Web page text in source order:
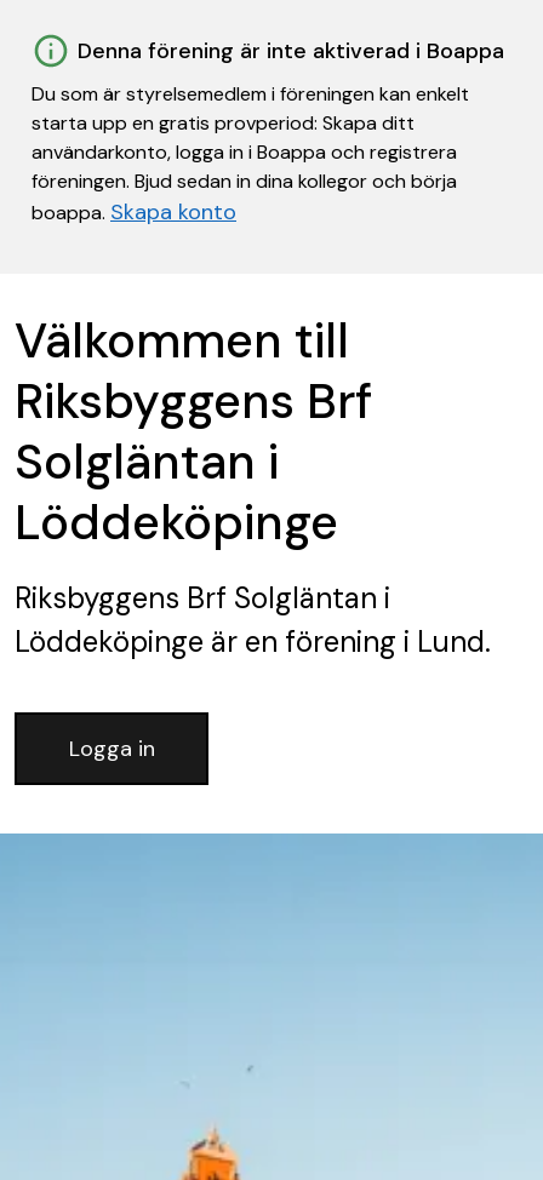
Denna förening är inte aktiverad i Boappa
Du som är styrelsemedlem i föreningen kan enkelt
starta upp en gratis provperiod: Skapa ditt
användarkonto, logga in i Boappa och registrera
föreningen. Bjud sedan in dina kollegor och börja
boappa. Skapa konto
Välkommen till
Riksbyggens Brf
Solgläntan i
Löddeköpinge
Riksbyggens Brf Solgläntan i
Löddeköpinge är en förening i Lund.
Logga in